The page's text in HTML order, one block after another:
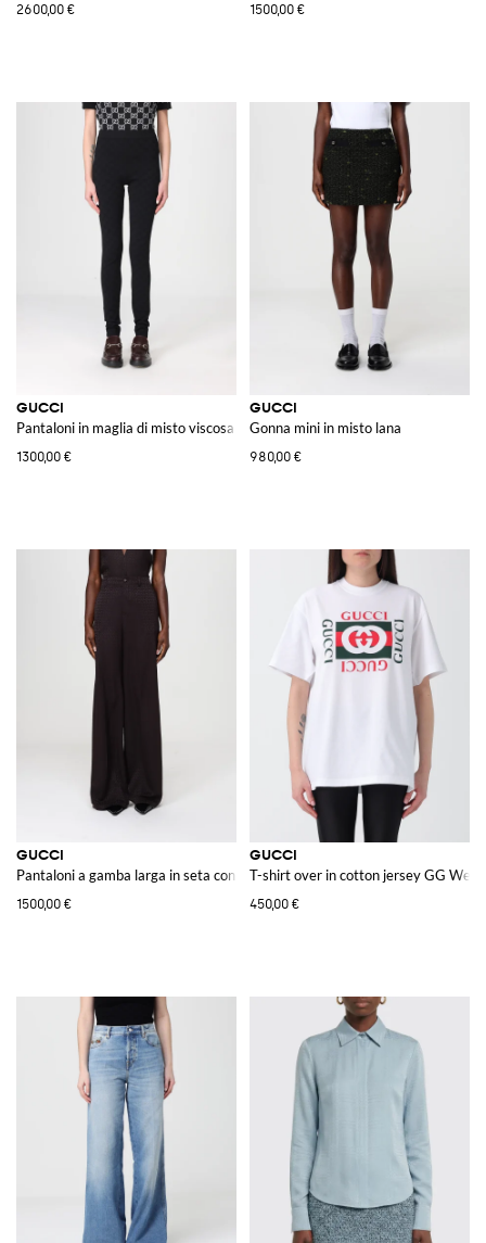
2600,00 € 1500,00 €
GUCCI
Pantaloni in maglia di misto viscosa GG Supreme
1300,00 €
GUCCI
Gonna mini in misto lana
980,00 €
GUCCI
Pantaloni a gamba larga in seta con motivo Horsebit
1500,00 €
GUCCI
T-shirt over in cotton jersey GG Web
450,00 €